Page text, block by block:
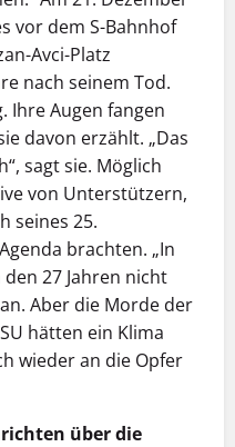
vor dem S-Bahnhof
Avci-Platz
nach seinem Tod.
Ihre Augen fangen
davon erzählt. „Das
sagt sie. Möglich
von Unterstützern,
seines 25.
brachten. „In
27 Jahren nicht
Aber die Morde der
hätten ein Klima
wieder an die Opfer
über die